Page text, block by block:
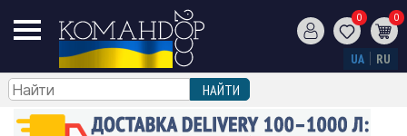
0 0
UA RU